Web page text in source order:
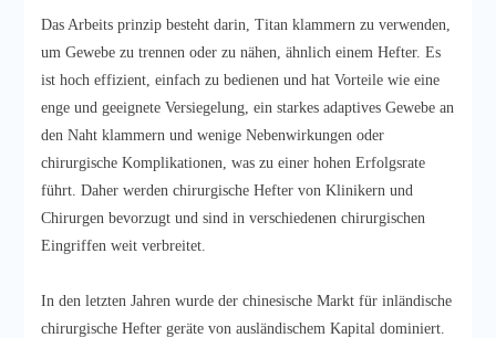
Das Arbeits prinzip besteht darin, Titan klammern zu verwenden,
um Gewebe zu trennen oder zu nähen, ähnlich einem Hefter. Es
ist hoch effizient, einfach zu bedienen und hat Vorteile wie eine
enge und geeignete Versiegelung, ein starkes adaptives Gewebe an
den Naht klammern und wenige Nebenwirkungen oder
chirurgische Komplikationen, was zu einer hohen Erfolgsrate
führt. Daher werden chirurgische Hefter von Klinikern und
Chirurgen bevorzugt und sind in verschiedenen chirurgischen
Eingriffen weit verbreitet.
In den letzten Jahren wurde der chinesische Markt für inländische
chirurgische Hefter geräte von ausländischem Kapital dominiert.